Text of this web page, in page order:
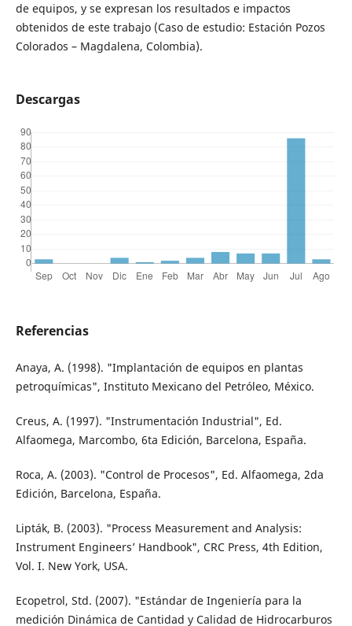
de equipos, y se expresan los resultados e impactos
obtenidos de este trabajo (Caso de estudio: Estación Pozos
Colorados – Magdalena, Colombia).
Descargas
Referencias
Anaya, A. (1998). "Implantación de equipos en plantas
petroquímicas", Instituto Mexicano del Petróleo, México.
Creus, A. (1997). "Instrumentación Industrial", Ed.
Alfaomega, Marcombo, 6ta Edición, Barcelona, España.
Roca, A. (2003). "Control de Procesos", Ed. Alfaomega, 2da
Edición, Barcelona, España.
Lipták, B. (2003). "Process Measurement and Analysis:
Instrument Engineers’ Handbook", CRC Press, 4th Edition,
Vol. I. New York, USA.
Ecopetrol, Std. (2007). "Estándar de Ingeniería para la
medición Dinámica de Cantidad y Calidad de Hidrocarburos